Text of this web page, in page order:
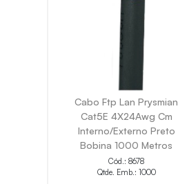
Cabo Ftp Lan Prysmian
Cat5E 4X24Awg Cm
Interno/Externo Preto
Bobina 1000 Metros
Cód.: 8678
Qtde. Emb.: 1000